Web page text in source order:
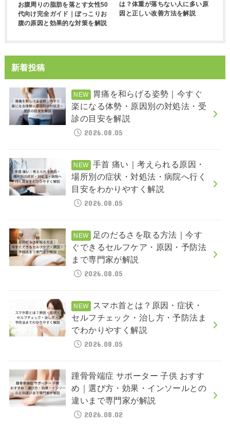
お腹周りの脂肪を落とす女性50
代向け完全ガイド｜ぽっこりお
腹の原因と効果的な対策を解説
は？体重が落ちない人に多い原
因と正しい改善方法を解説
新着投稿
胃痛を和らげる姿勢｜今すぐ
楽になる体勢・原因別の対処法・受
診の目安を解説
2026.08.05
手首 痛い｜考えられる原因・
場所別の症状・対処法・病院へ行く
目安をわかりやすく解説
2026.08.05
足のだるさを取る方法｜今す
ぐできるセルフケア・原因・予防法
まで専門家が解説
2026.08.05
スマホ首とは？原因・症状・
セルフチェック・治し方・予防法ま
でわかりやすく解説
2026.08.05
踵骨骨端症 サポーター 子供 おすす
め｜選び方・効果・インソールとの
違いまで専門家が解説
2026.08.02